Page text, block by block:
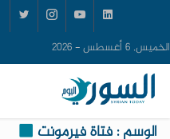
الخميس, 6 أغسطس - 2026
الوسم : فتاة فيرمونت